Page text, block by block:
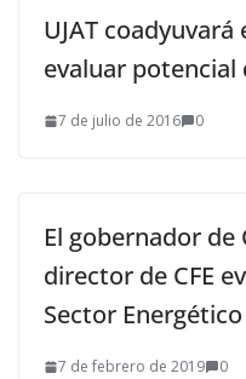
UJAT
evaluar
7 de julio de 2016 0
El gobernador de
director de CFE
Sector Energético
7 de febrero de 2019 0